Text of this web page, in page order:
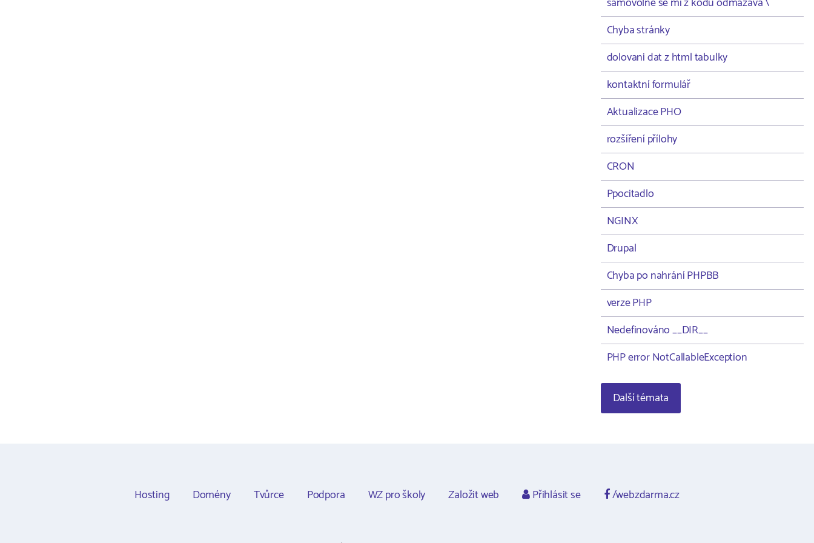
Chyba stránky
dolovani dat z html tabulky
kontaktní formulář
Aktualizace PHO
rozšíření přílohy
CRON
Ppocitadlo
NGINX
Drupal
Chyba po nahrání PHPBB
verze PHP
Nedefinováno __DIR__
PHP error NotCallableException
Další témata
Hosting Domény Tvůrce Podpora WZ pro školy Založit web Přihlásit se /webzdarma.cz